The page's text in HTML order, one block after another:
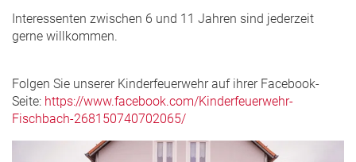
Interessenten zwischen 6 und 11 Jahren sind jederzeit
gerne willkommen.
Folgen Sie unserer Kinderfeuerwehr auf ihrer Facebook-
Seite: https://www.facebook.com/Kinderfeuerwehr-
Fischbach-268150740702065/